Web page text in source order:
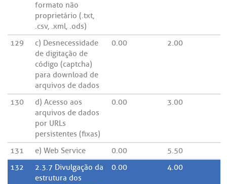
formato não
proprietário (.txt,
.csv, .xml, .ods)
129
c) Desnecessidade
de digitação de
código (captcha)
para download de
arquivos de dados
0.00 2.00
130
d) Acesso aos
arquivos de dados
por URLs
persistentes (fixas)
0.00 3.00
131 e) Web Service 0.00
5.50
132
2.3.7 Divulgação da
estrutura dos
0.00 4.00